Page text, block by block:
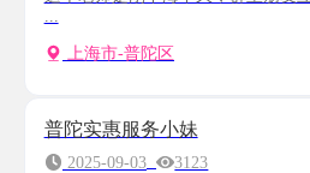
...
上海市-普陀区
普陀实惠服务小妹
2025-09-03
3123